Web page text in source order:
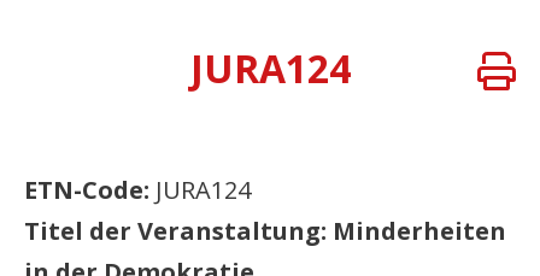
JURA124
ETN-Code: JURA124
Titel der Veranstaltung: Minderheiten